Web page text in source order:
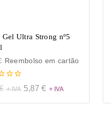
Ultra Strong nº5
Reembolso em cartão
5,87 €